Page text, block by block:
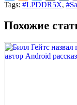
Tags: #LPDDR5X,
Похожие